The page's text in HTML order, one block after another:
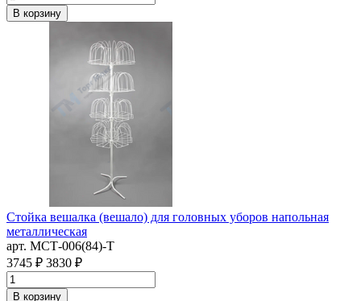
В корзину
Стойка вешалка (вешало) для головных уборов напольная
металлическая
арт. MСТ-006(84)-Т
3745 ₽ 3830 ₽
В корзину